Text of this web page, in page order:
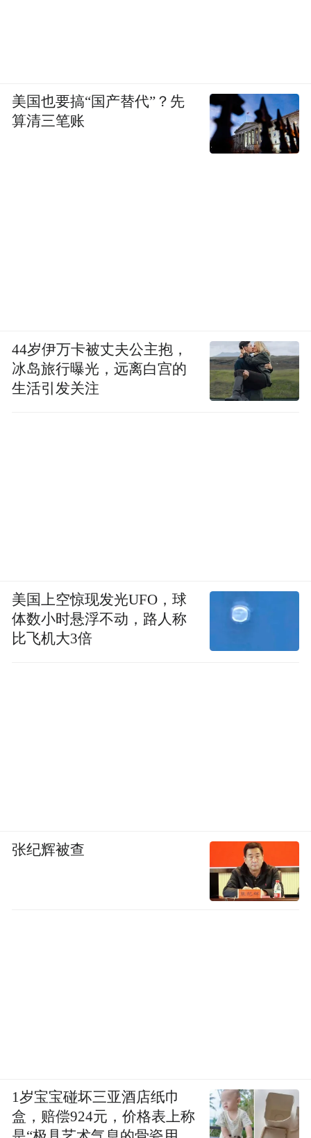
美国也要搞“国产替代”？先
算清三笔账
44岁伊万卡被丈夫公主抱，
冰岛旅行曝光，远离白宫的
生活引发关注
美国上空惊现发光UFO，球
体数小时悬浮不动，路人称
比飞机大3倍
张纪辉被查
1岁宝宝碰坏三亚酒店纸巾
盒，赔偿924元，价格表上称